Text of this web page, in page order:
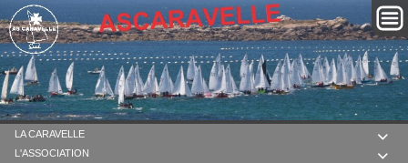

LA CARAVELLE

L'ASSOCIATION